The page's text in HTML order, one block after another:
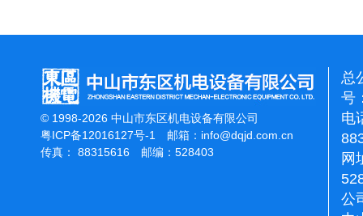
© 1998-2026 中山市东区机电设备有限公司
粤ICP备12016127号-1 邮箱： info@dqjd.com.cn
传真： 88315616 邮编：528403
总
号
电
网
公